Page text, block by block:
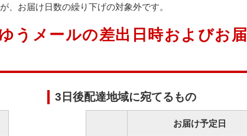
、お届け日数の繰り下げの対象外です。
うメールの差出日時およびお
3日後配達地域に宛てるもの
お届け予定日